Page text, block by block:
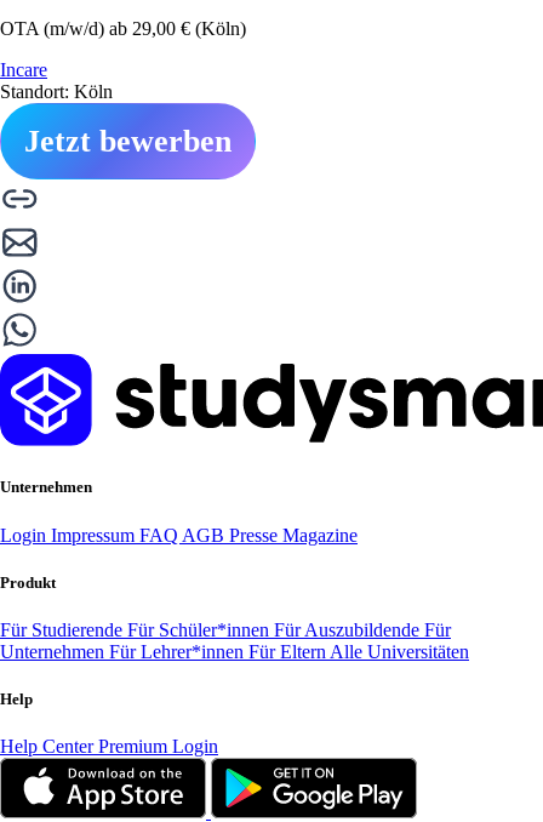
OTA (m/w/d) ab 29,00 € (Köln)
Incare
Standort: Köln
Jetzt bewerben
Unternehmen
Login Impressum FAQ AGB Presse Magazine
Produkt
Für Studierende Für Schüler*innen Für Auszubildende Für
Unternehmen Für Lehrer*innen Für Eltern Alle Universitäten
Help
Help CenterPremium Login